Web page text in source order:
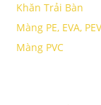
Khăn Trải Bàn
Màng PE, EVA,
Màng PVC